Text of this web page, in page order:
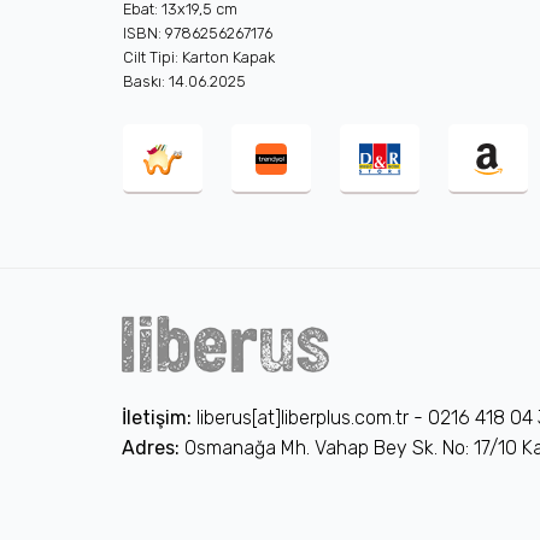
Ebat: 13x19,5 cm
ISBN: 9786256267176
Cilt Tipi: Karton Kapak
Baskı: 14.06.2025
İletişim: liberus[at]liberplus.com.tr - 0216 418 04
Adres: Osmanağa Mh. Vahap Bey Sk. No: 17/10